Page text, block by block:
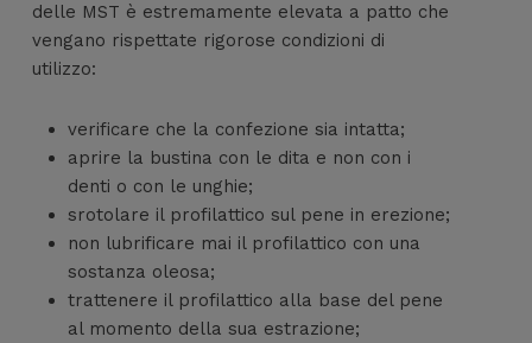
delle MST è estremamente elevata a patto che
vengano rispettate rigorose condizioni di
utilizzo:
verificare che la confezione sia intatta;
aprire la bustina con le dita e non con i
denti o con le unghie;
srotolare il profilattico sul pene in erezione;
non lubrificare mai il profilattico con una
sostanza oleosa;
trattenere il profilattico alla base del pene
al momento della sua estrazione;